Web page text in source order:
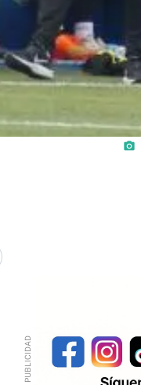
photo_camera